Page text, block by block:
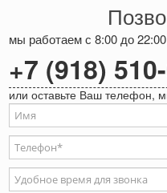
мы работаем с 8:00 до
+7 (918)
или оставьте Ваш телефон,
Ваше имя
Телефон*
Удобное время для звонка